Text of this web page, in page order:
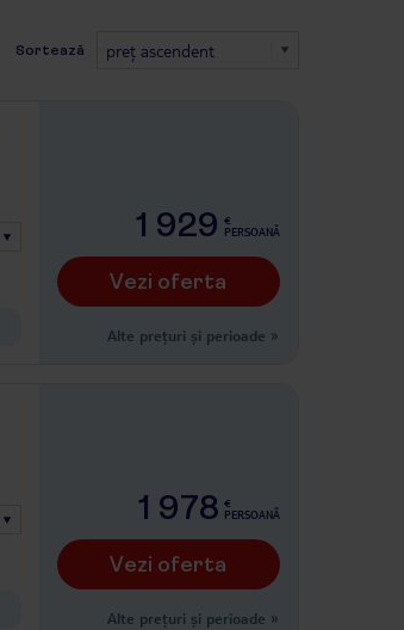
Sortează
preţ ascendent
1 929 €
PERSOANĂ
Vezi oferta
Alte prețuri și perioade »
1 978 €
PERSOANĂ
Vezi oferta
Alte prețuri și perioade »